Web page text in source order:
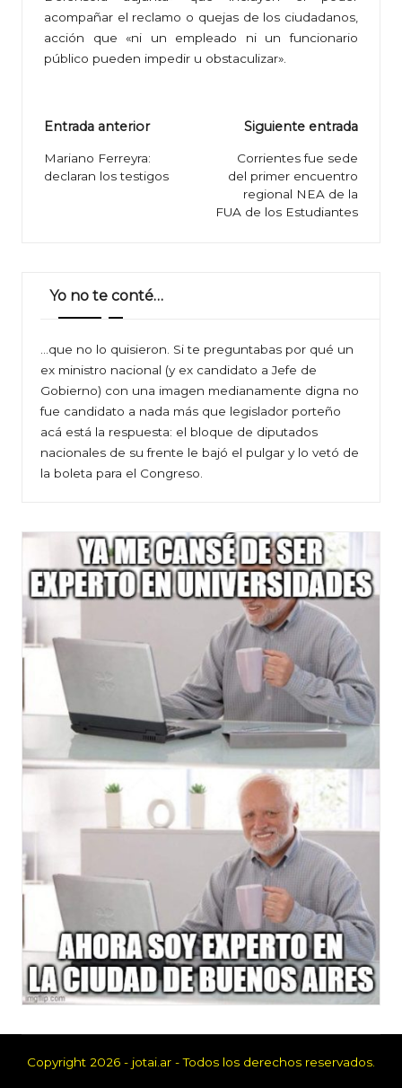
acompañar el reclamo o quejas de los ciudadanos,
acción que «ni un empleado ni un funcionario
público pueden impedir u obstaculizar».
Navegación
de
entradas
Entrada anterior
Mariano Ferreyra:
declaran los testigos
Siguiente entrada
Corrientes fue sede
del primer encuentro
regional NEA de la
FUA de los Estudiantes
Yo no te conté…
…que no lo quisieron. Si te preguntabas por qué un
ex ministro nacional (y ex candidato a Jefe de
Gobierno) con una imagen medianamente digna no
fue candidato a nada más que legislador porteño
acá está la respuesta: el bloque de diputados
nacionales de su frente le bajó el pulgar y lo vetó de
la boleta para el Congreso.
Copyright 2026 - jotai.ar - Todos los derechos reservados.